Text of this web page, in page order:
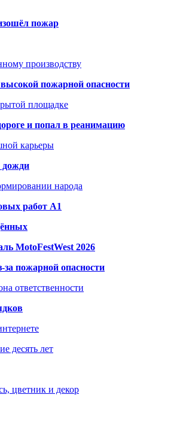
пожар
производству
пожарной опасности
площадке
и попал в реанимацию
карьеры
дожди
народа
работ A1
MotoFestWest 2026
за пожарной опасности
ответственности
десять лет
цветник и декор